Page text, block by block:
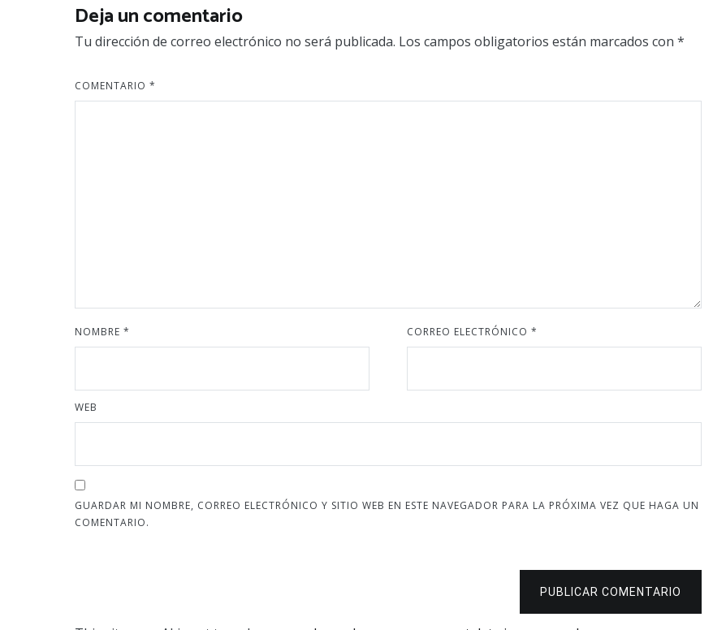
Deja un comentario
Tu dirección de correo electrónico no será publicada. Los campos obligatorios están marcados con *
COMENTARIO *
NOMBRE * CORREO ELECTRÓNICO*
WEB
GUARDAR MI NOMBRE, CORREO ELECTRÓNICO Y SITIO WEB EN ESTE NAVEGADOR PARA LA PRÓXIMA VEZ QUE HAGA UN
COMENTARIO.
PUBLICAR COMENTARIO